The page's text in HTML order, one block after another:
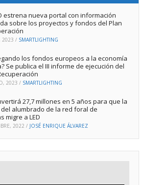
estrena nueva portal con información
sobre los proyectos y fondos del Plan
2023 / SMARTLIGHTING
los fondos europeos a la economía
Se publica el III informe de ejecución del
2023 / SMARTLIGHTING
27,7 millones en 5 años para que la
alumbrado de la red foral de
migre a LED
2022 / JOSÉ ENRIQUE ÁLVAREZ